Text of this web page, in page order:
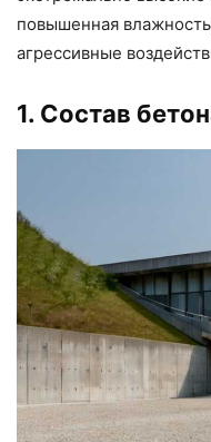
повышенная
агрессивные
1. Состав